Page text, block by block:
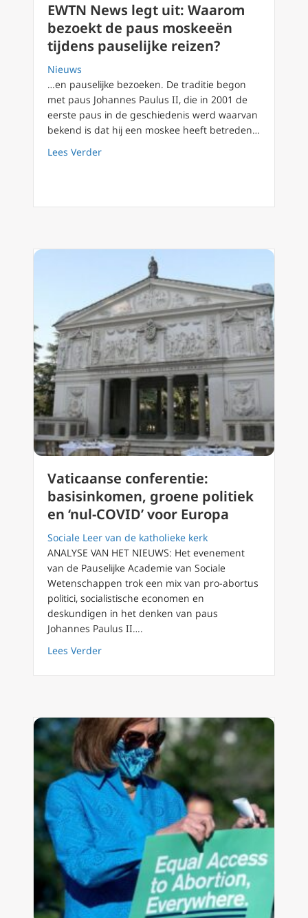
EWTN News legt uit: Waarom
bezoekt de paus moskeeën
tijdens pauselijke reizen?
Nieuws
…en pauselijke bezoeken. De traditie begon
met paus Johannes Paulus II, die in 2001 de
eerste paus in de geschiedenis werd waarvan
bekend is dat hij een moskee heeft betreden…
Lees Verderabout EWTN News legt uit: Waarom
Vaticaanse conferentie:
basisinkomen, groene politiek
en ‘nul-COVID’ voor Europa
Sociale Leer van de katholieke kerk
ANALYSE VAN HET NIEUWS: Het evenement
van de Pauselijke Academie van Sociale
Wetenschappen trok een mix van pro-abortus
politici, socialistische economen en
deskundigen in het denken van paus
Johannes Paulus II….
Lees Verderabout Vaticaanse conferentie: